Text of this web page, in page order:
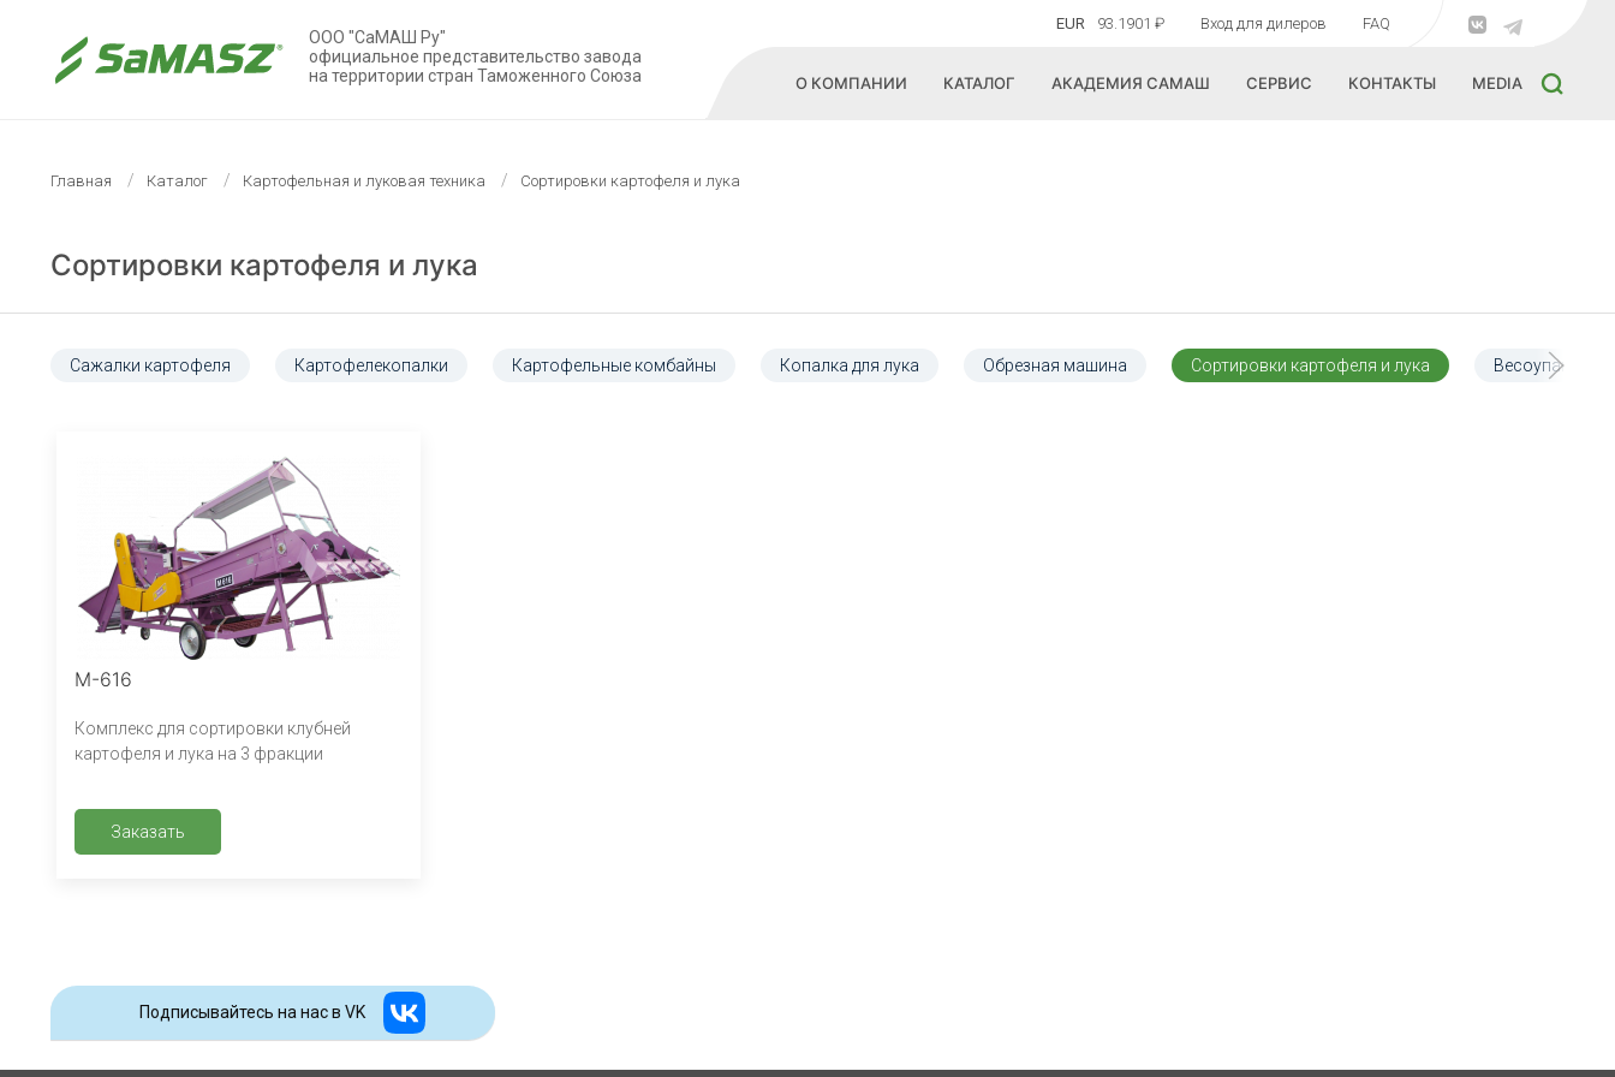
EUR 93.1901 ₽ Вход для дилеров FAQ
ООО "СаМАШ Ру"
официальное представительство завода
на территории стран Таможенного Союза
О КОМПАНИИ КАТАЛОГ АКАДЕМИЯ САМАШ СЕРВИС КОНТАКТЫ MEDIA
Главная Каталог Картофельная и луковая техника Сортировки картофеля и лука
Сортировки картофеля и лука
Сажалки картофеля Картофелекопалки Картофельные комбайны Копалка для лука Обрезная машина Сортировки картофеля и лука
М-616
Комплекс для сортировки клубней
картофеля и лука на 3 фракции
Заказать
Подписывайтесь на наc в VK